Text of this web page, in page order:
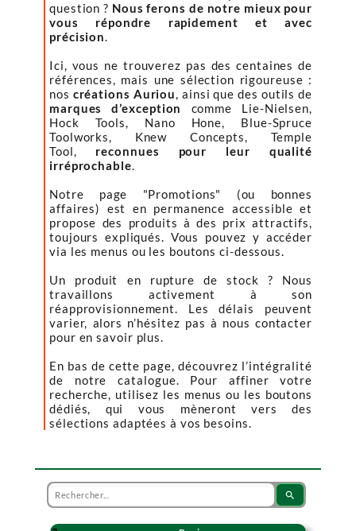
question ? Nous ferons de notre mieux pour
vous répondre rapidement et avec
précision.
Ici, vous ne trouverez pas des centaines de
références, mais une sélection rigoureuse :
nos créations Auriou, ainsi que des outils de
marques d’exception
comme Lie-Nielsen,
Hock Tools, Nano Hone, Blue-Spruce
Toolworks, Knew Concepts, Temple
Tool, reconnues pour leur qualité
irréprochable.
Notre page "Promotions" (ou bonnes
affaires) est en permanence accessible et
propose des produits à des prix attractifs,
toujours expliqués. Vous pouvez y accéder
via les menus ou les boutons ci-dessous.
Un produit en rupture de stock ? Nous
travaillons activement à son
réapprovisionnement. Les délais peuvent
varier, alors n’hésitez pas à nous contacter
pour en savoir plus.
En bas de cette page, découvrez l’intégralité
de notre catalogue. Pour affiner votre
recherche, utilisez les menus ou les boutons
dédiés, qui vous mèneront vers des
sélections adaptées à vos besoins.
search